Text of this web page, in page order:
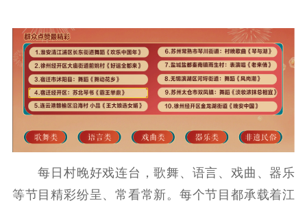
每日村晚好戏连台，歌舞、语言、戏曲、器乐
等节目精彩纷呈、常看常新。每个节目都承载着江